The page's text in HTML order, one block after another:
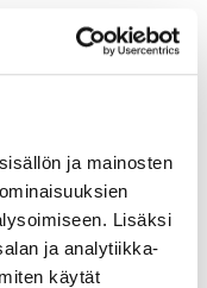
ja mainosten
Lisäksi
ja analytiikka-
käytät